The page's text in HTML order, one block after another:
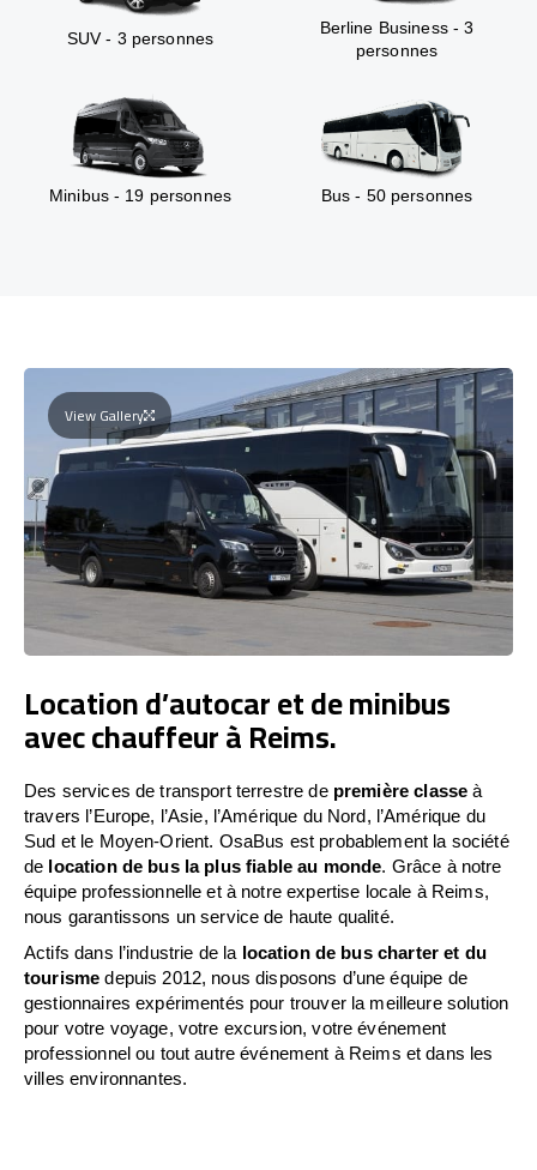
SUV - 3 personnes
Berline Business - 3
personnes
Minibus - 19 personnes Bus - 50 personnes
View Gallery
Location d’autocar et de minibus
avec chauffeur à Reims.
Des services de transport terrestre de première classe à
travers l’Europe, l’Asie, l’Amérique du Nord, l’Amérique du
Sud et le Moyen-Orient. OsaBus est probablement la société
de location de bus la plus fiable au monde. Grâce à notre
équipe professionnelle et à notre expertise locale à Reims,
nous garantissons un service de haute qualité.
Actifs dans l’industrie de la location de bus charter et du
tourisme depuis 2012, nous disposons d’une équipe de
gestionnaires expérimentés pour trouver la meilleure solution
pour votre voyage, votre excursion, votre événement
professionnel ou tout autre événement à Reims et dans les
villes environnantes.